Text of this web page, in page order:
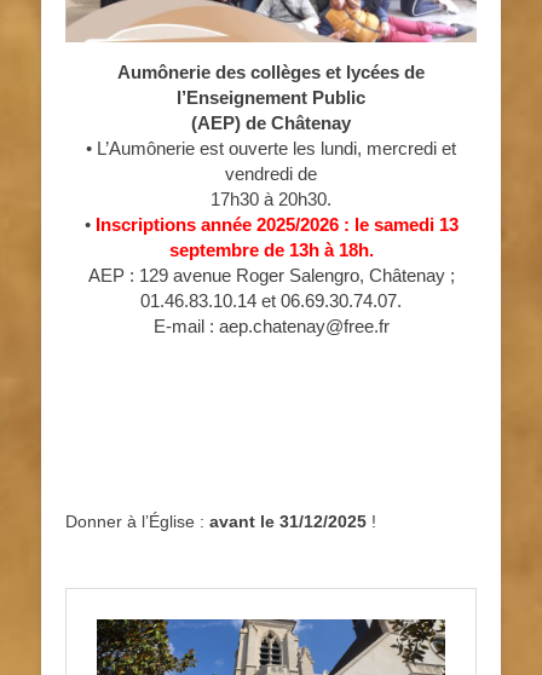
Aumônerie des collèges et lycées de
l’Enseignement Public
(AEP) de Châtenay
• L’Aumônerie est ouverte les lundi, mercredi et
vendredi de
17h30 à 20h30.
• Inscriptions année 2025/2026 : le samedi 13
septembre de 13h à 18h.
AEP : 129 avenue Roger Salengro, Châtenay ;
01.46.83.10.14 et 06.69.30.74.07.
E-mail : aep.chatenay@free.fr
Donner à l’Église : avant le 31/12/2025 !